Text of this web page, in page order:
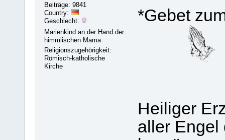
Beiträge: 9841
Country:
Geschlecht:
Marienkind an der Hand der
himmlischen Mama
Religionszugehörigkeit:
Römisch-katholische
Kirche
*Gebet
Heiliger
aller Engel